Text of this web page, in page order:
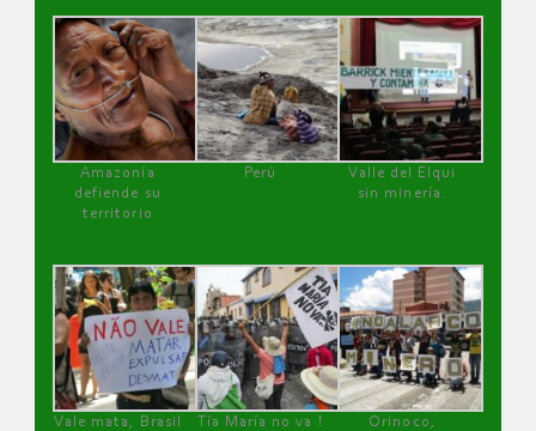
Amazonía
defiende su
territorio
Perú
Valle del Elqui
sin minería.
Vale mata, Brasil
Tía María no va !
Orinoco,